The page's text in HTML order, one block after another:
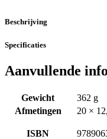
Beschrijving
Specificaties
Aanvullende
Gewicht
362 g
Afmetingen
20 ×
ISBN